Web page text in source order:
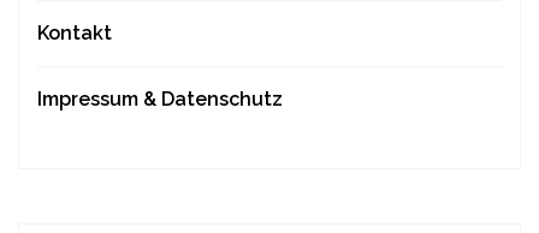
Kontakt
Impressum & Datenschutz